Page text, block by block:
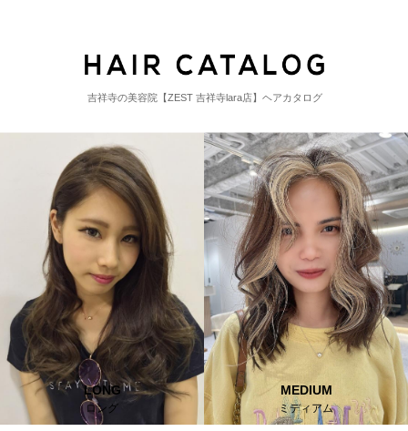
吉祥寺の美容院【ZEST 吉祥寺lara店】ヘアカタログ
LONG
ロング
MEDIUM
ミディアム